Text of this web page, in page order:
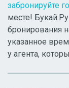
забронируйте
месте!
бронирования
указанное
у агента,